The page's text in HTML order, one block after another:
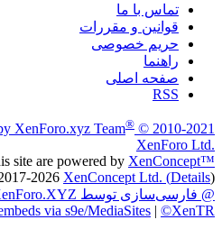
تماس با ما
قوانین و مقررات
حریم خصوصی
راهنما
صفحه اصلی
RSS
XenForo.xyz Team® © 2010-2021
XenForo Ltd.
site are powered by XenConcept™
2026 XenConcept Ltd. (Details)
@ فارسی‌سازی توسط XenForo.XYZ
©XenTR
|
via s9e/MediaSites